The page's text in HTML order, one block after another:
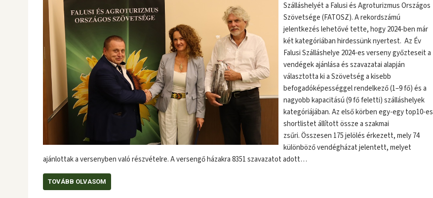
Szálláshelyét a Falusi és Agroturizmus Országos
Szövetsége (FATOSZ). A rekordszámú
jelentkezés lehetővé tette, hogy 2024-ben már
két kategóriában hirdessünk nyertest. Az Év
Falusi Szálláshelye 2024-es verseny győzteseit a
vendégek ajánlása és szavazatai alapján
választotta ki a Szövetség a kisebb
befogadóképességgel rendelkező (1–9 fő) és a
nagyobb kapacitású (9 fő feletti) szálláshelyek
kategóriájában. Az első körben egy-egy top10-es
shortlistet állított össze a szakmai
zsűri. Összesen 175 jelölés érkezett, mely 74
különböző vendégházat jelentett, melyet
ajánlottak a versenyben való részvételre. A versengő házakra 8351 szavazatot adott…
TOVÁBB OLVASOM